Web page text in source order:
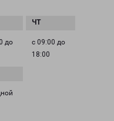
до
с 09:00 до
18:00